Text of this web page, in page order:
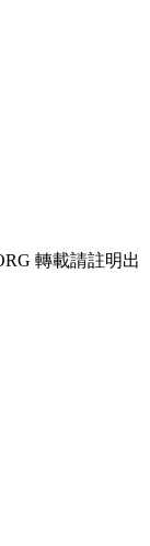
轉載請註明出